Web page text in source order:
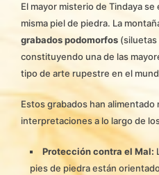
El mayor misterio de Tindaya
misma piel de piedra. La
grabados podomorfos (siluetas
constituyendo una de las
tipo de arte rupestre en el
Estos grabados han alimentado
interpretaciones a lo largo de
Protección contra el Mal:
pies de piedra están